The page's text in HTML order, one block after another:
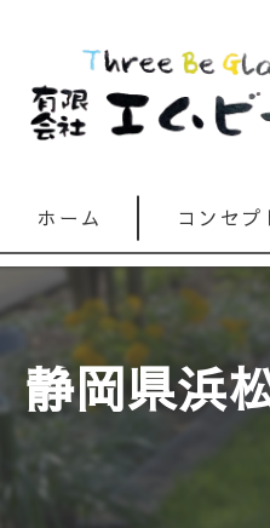
ホーム コンセプ
静岡県浜